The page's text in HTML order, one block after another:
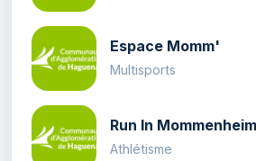
Espace Momm'
Multisports
Run In Mommenheim
Athlétisme